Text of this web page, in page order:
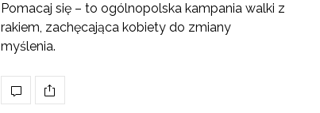
Pomacaj się – to ogólnopolska kampania walki z
rakiem, zachęcająca kobiety do zmiany
myślenia.